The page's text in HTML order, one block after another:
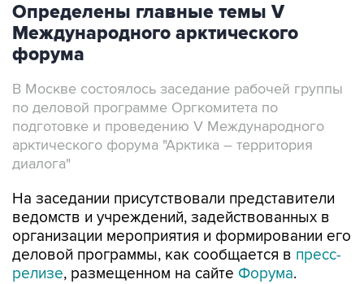
Определены главные темы V
Международного арктического
форума
В Москве состоялось заседание рабочей группы
по деловой программе Оргкомитета по
подготовке и проведению V Международного
арктического форума "Арктика – территория
диалога"
На заседании присутствовали представители
ведомств и учреждений, задействованных в
организации мероприятия и формировании его
деловой программы, как сообщается в пресс-
релизе, размещенном на сайте Форума.